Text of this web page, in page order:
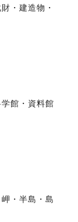
・建造物・
館・資料館
・半島・島